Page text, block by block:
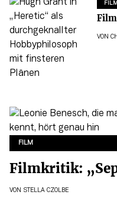
FILM
VON
FILM
Filmkritik:
VON STELLA CZOLBE